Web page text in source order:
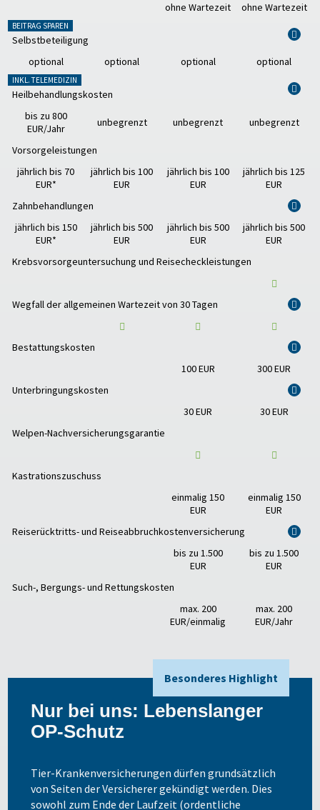
ohne Wartezeit
ohne Wartezeit
BEITRAG SPAREN
Selbstbeteiligung i
optional optional optional optional
INKL. TELEMEDIZIN
Heilbehandlungskosten i
bis zu 800
EUR/Jahr
unbegrenzt unbegrenzt unbegrenzt
Vorsorgeleistungen
jährlich bis 70
EUR*
jährlich bis 100
EUR
jährlich bis 100
EUR
jährlich bis 125
EUR
Zahnbehandlungen
i
jährlich bis 150
EUR*
jährlich bis 500
EUR
jährlich bis 500
EUR
jährlich bis 500
EUR
Krebsvorsorgeuntersuchung und Reisecheckleistungen
Wegfall der allgemeinen Wartezeit von 30 Tagen i
Bestattungskosten i
100 EUR
300 EUR
Unterbringungskosten
i
30 EUR
30 EUR
Welpen-Nachversicherungsgarantie
Kastrationszuschuss
einmalig 150
EUR
einmalig 150
EUR
Reiserücktritts- und Reiseabbruchkostenversicherung
i
bis zu 1.500
EUR
bis zu 1.500
EUR
Such-, Bergungs- und Rettungskosten
max. 200
EUR/einmalig
max. 200
EUR/Jahr
Besonderes Highlight
Nur bei uns: Lebenslanger
OP-Schutz
Tier-Krankenversicherungen dürfen grundsätzlich
von Seiten der Versicherer gekündigt werden. Dies
sowohl zum Ende der Laufzeit (ordentliche